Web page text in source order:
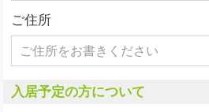
ご住所
入居予定の方について